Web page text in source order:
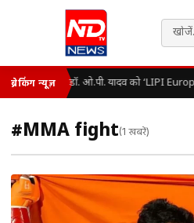
ब्रेकिंग न्यूज़ डॉ. ओ.पी. यादव को ‘LIPI
#MMA fight(1 खबरें)